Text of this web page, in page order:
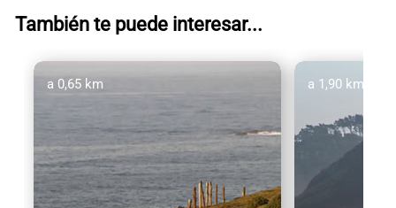
También te puede interesar...
a 0,65 km a 1,90 km